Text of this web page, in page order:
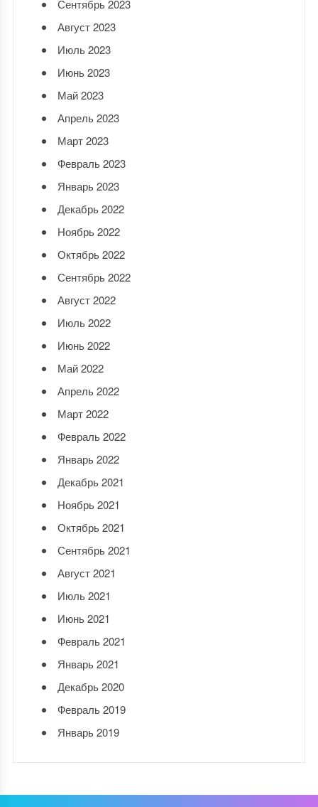
Сентябрь 2023
Август 2023
Июль 2023
Июнь 2023
Май 2023
Апрель 2023
Март 2023
Февраль 2023
Январь 2023
Декабрь 2022
Ноябрь 2022
Октябрь 2022
Сентябрь 2022
Август 2022
Июль 2022
Июнь 2022
Май 2022
Апрель 2022
Март 2022
Февраль 2022
Январь 2022
Декабрь 2021
Ноябрь 2021
Октябрь 2021
Сентябрь 2021
Август 2021
Июль 2021
Июнь 2021
Февраль 2021
Январь 2021
Декабрь 2020
Февраль 2019
Январь 2019